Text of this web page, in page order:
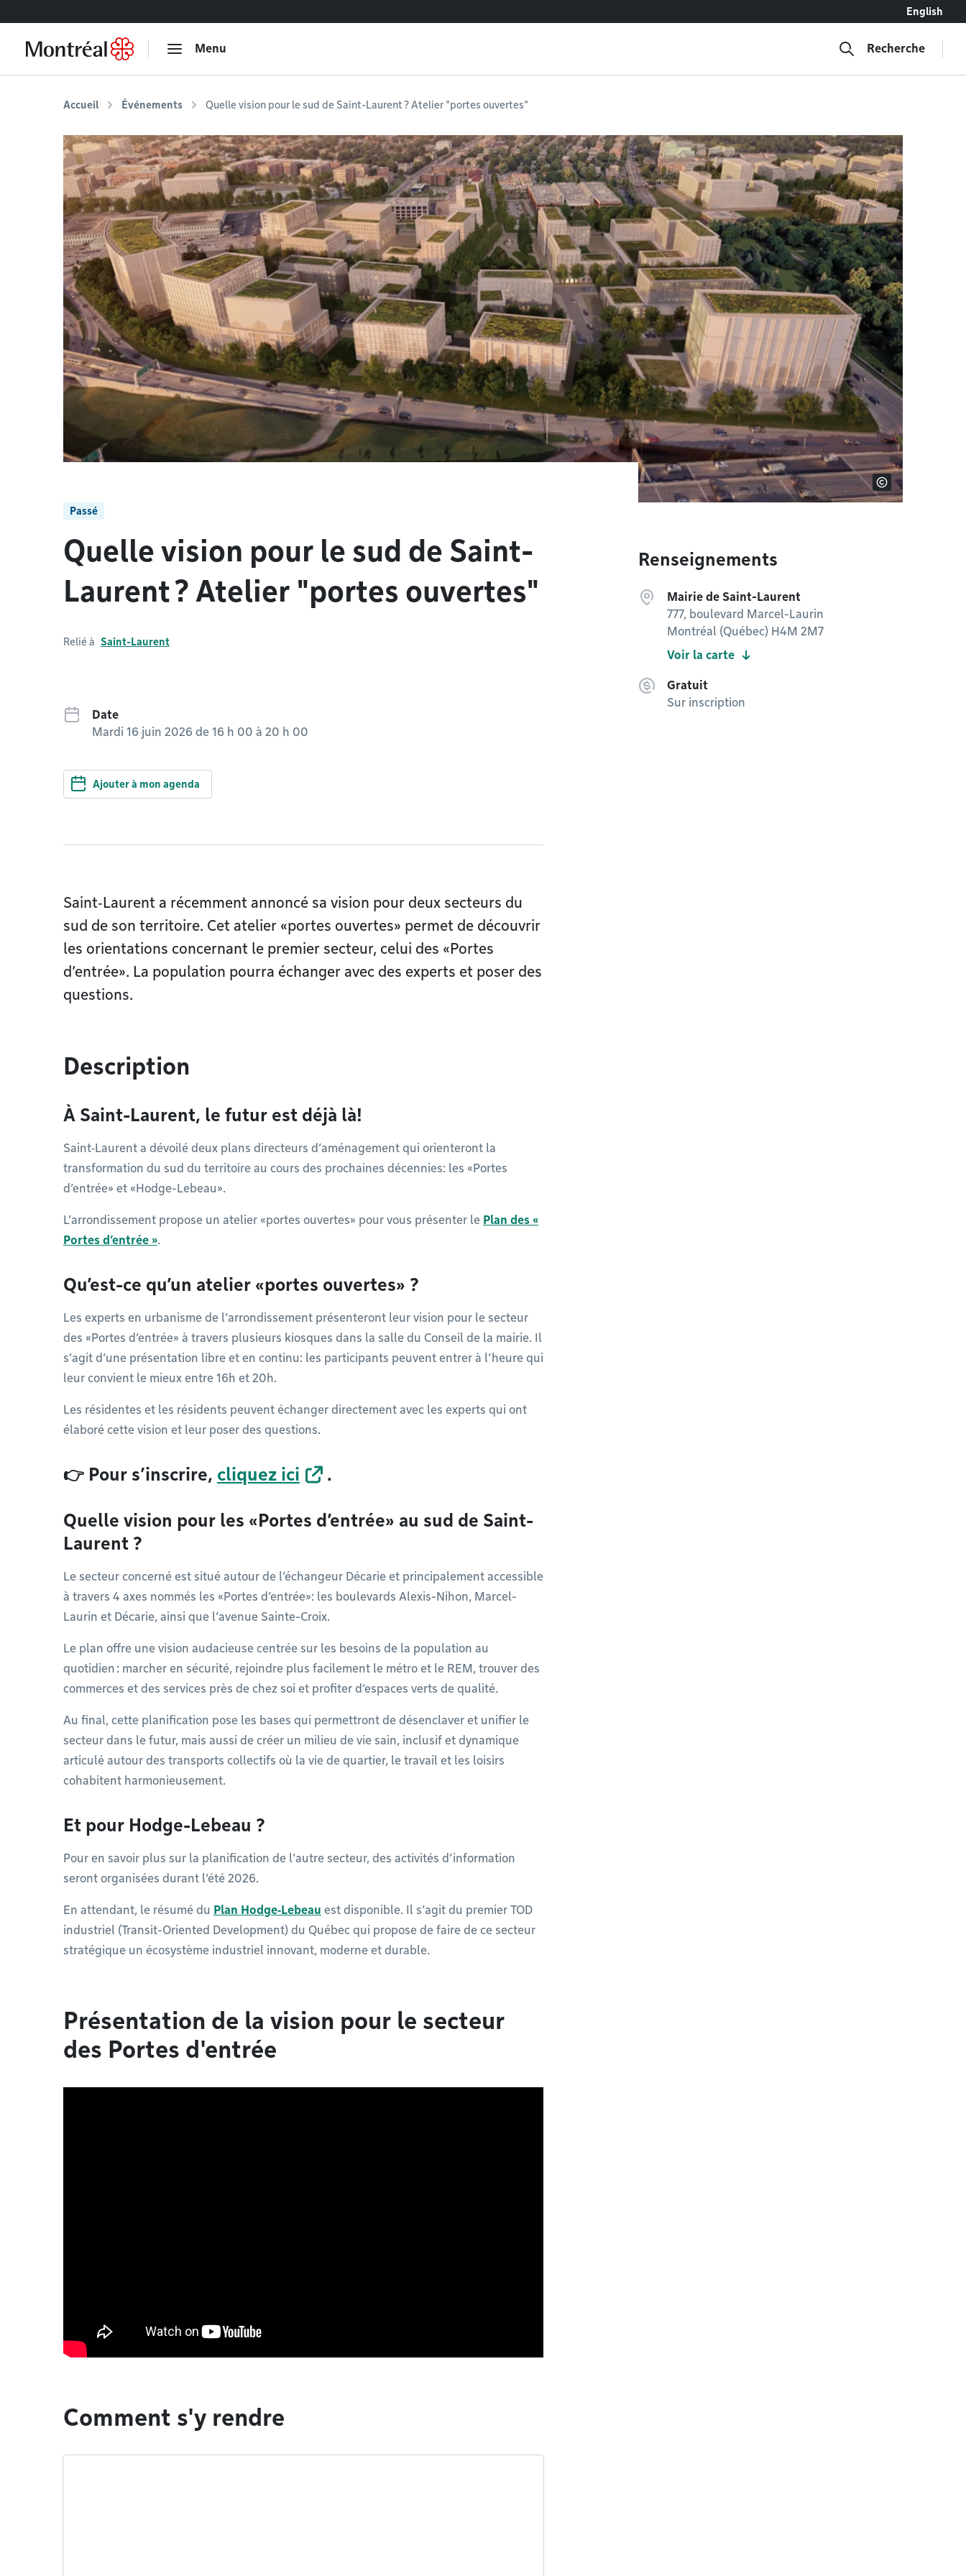
English
Menu Recherche
Accueil Événements Quelle vision pour le sud de Saint-Laurent ? Atelier "portes ouvertes"
Passé
Quelle vision pour le sud de Saint-
Laurent ? Atelier "portes ouvertes"
Relié à Saint-Laurent
Date
Mardi 16 juin 2026 de 16 h 00 à 20 h 00
Ajouter à mon agenda
Renseignements
Mairie de Saint-Laurent
777, boulevard Marcel-Laurin
Montréal (Québec) H4M 2M7
Voir la carte
Gratuit
Sur inscription
Saint‑Laurent a récemment annoncé sa vision pour deux secteurs du
sud de son territoire. Cet atelier «portes ouvertes» permet de découvrir
les orientations concernant le premier secteur, celui des «Portes
d’entrée». La population pourra échanger avec des experts et poser des
questions.
Description
À Saint-Laurent, le futur est déjà là!
Saint‑Laurent a dévoilé deux plans directeurs d’aménagement qui orienteront la
transformation du sud du territoire au cours des prochaines décennies: les «Portes
d’entrée» et «Hodge-Lebeau».
L’arrondissement propose un atelier «portes ouvertes» pour vous présenter le Plan des «
Portes d’entrée ».
Qu’est-ce qu’un atelier «portes ouvertes» ?
Les experts en urbanisme de l’arrondissement présenteront leur vision pour le secteur
des «Portes d’entrée» à travers plusieurs kiosques dans la salle du Conseil de la mairie. Il
s’agit d’une présentation libre et en continu: les participants peuvent entrer à l’heure qui
leur convient le mieux entre 16h et 20h.
Les résidentes et les résidents peuvent échanger directement avec les experts qui ont
élaboré cette vision et leur poser des questions.
👉 Pour s’inscrire, cliquez ici .
Quelle vision pour les «Portes d’entrée» au sud de Saint-
Laurent ?
Le secteur concerné est situé autour de l’échangeur Décarie et principalement accessible
à travers 4 axes nommés les «Portes d’entrée»: les boulevards Alexis-Nihon, Marcel-
Laurin et Décarie, ainsi que l’avenue Sainte-Croix.
Le plan offre une vision audacieuse centrée sur les besoins de la population au
quotidien : marcher en sécurité, rejoindre plus facilement le métro et le REM, trouver des
commerces et des services près de chez soi et profiter d’espaces verts de qualité.
Au final, cette planification pose les bases qui permettront de désenclaver et unifier le
secteur dans le futur, mais aussi de créer un milieu de vie sain, inclusif et dynamique
articulé autour des transports collectifs où la vie de quartier, le travail et les loisirs
cohabitent harmonieusement.
Et pour Hodge-Lebeau ?
Pour en savoir plus sur la planification de l’autre secteur, des activités d’information
seront organisées durant l’été 2026.
En attendant, le résumé du Plan Hodge‑Lebeau est disponible. Il s’agit du premier TOD
industriel (Transit-Oriented Development) du Québec qui propose de faire de ce secteur
stratégique un écosystème industriel innovant, moderne et durable.
Présentation de la vision pour le secteur
des Portes d'entrée
Comment s'y rendre